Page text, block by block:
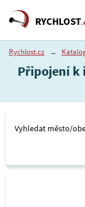
RYCHLOST
Rychlost.cz →
Připojení k
Vyhledat město/